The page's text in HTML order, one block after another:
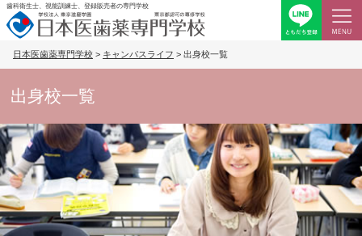
歯科衛生士、視能訓練士、登録販売者の専門学校
日本医歯薬専門学校 > キャンパスライフ > 出身校一覧
出身校一覧